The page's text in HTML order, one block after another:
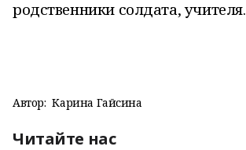
родственники солдата, учителя.
Автор: Карина Гайсина
Читайте нас